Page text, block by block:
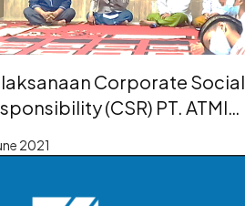
Corporate Social
(CSR) PT. ATMI
2021